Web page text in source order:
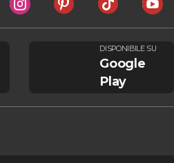
DISPONIBILE SU
Google
Play